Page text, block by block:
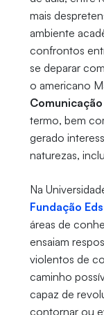
mais
ambiente
confrontos
se deparar
o americano
termo, bem
gerado
naturezas,
Na
Fundação
áreas de
ensaiam
violentos de
caminho
capaz de
contornar ou